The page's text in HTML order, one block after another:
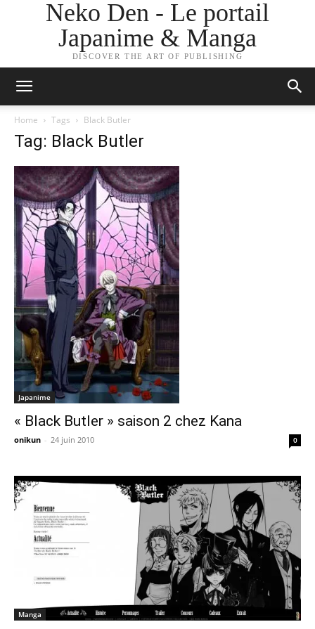
Neko Den - Le portail
Japanime & Manga
DISCOVER THE ART OF PUBLISHING
Home Tags Black Butler
Tag: Black Butler
Japanime
« Black Butler » saison 2 chez Kana
onikun - 24 juin 2010 0
Manga